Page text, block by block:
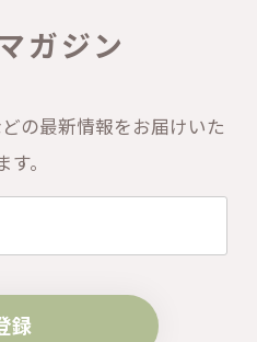
ガジン
の最新情報をお届けいた
す。
録